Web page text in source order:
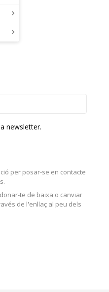
newsletter.
per posar-se en contacte
te de baixa o canviar
de l'enllaç al peu dels